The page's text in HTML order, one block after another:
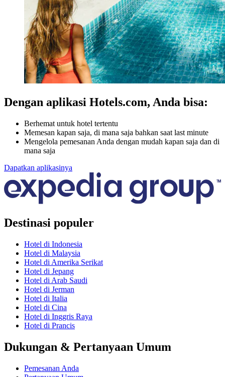
Dengan aplikasi Hotels.com, Anda bisa:
Berhemat untuk hotel tertentu
Memesan kapan saja, di mana saja bahkan saat last minute
Mengelola pemesanan Anda dengan mudah kapan saja dan di
mana saja
Dapatkan aplikasinya
Destinasi populer
Hotel di Indonesia
Hotel di Malaysia
Hotel di Amerika Serikat
Hotel di Jepang
Hotel di Arab Saudi
Hotel di Jerman
Hotel di Italia
Hotel di Cina
Hotel di Inggris Raya
Hotel di Prancis
Dukungan & Pertanyaan Umum
Pemesanan Anda